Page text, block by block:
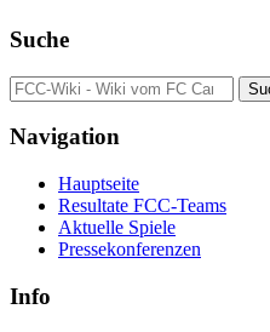
Suche
Navigation
Hauptseite
Resultate FCC-Teams
Aktuelle Spiele
Pressekonferenzen
Info